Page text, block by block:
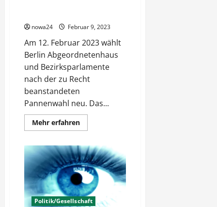
nowa24 Februar 9, 2023
Am 12. Februar 2023 wählt
Berlin Abgeordnetenhaus
und Bezirksparlamente
nach der zu Recht
beanstandeten
Pannenwahl neu. Das...
Mehr erfahrenMehr
Informationen
in
Berlin
–
Was
wählen?
Politik/Gesellschaft